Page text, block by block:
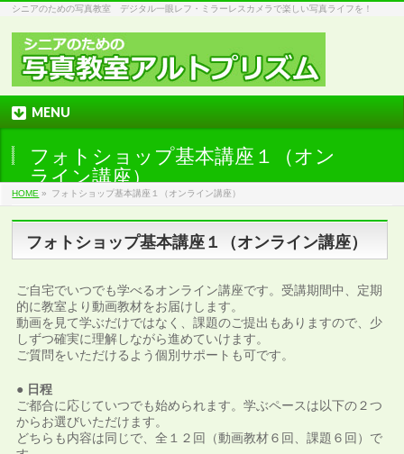
シニアのための写真教室 デジタル一眼レフ・ミラーレスカメラで楽しい写真ライフを！
MENU
フォトショップ基本講座１（オン
ライン講座）
HOME » フォトショップ基本講座１（オンライン講座）
フォトショップ基本講座１（オンライン講座）
ご自宅でいつでも学べるオンライン講座です。受講期間中、定期
的に教室より動画教材をお届けします。
動画を見て学ぶだけではなく、課題のご提出もありますので、少
しずつ確実に理解しながら進めていけます。
ご質問をいただけるよう個別サポートも可です。
● 日程
ご都合に応じていつでも始められます。学ぶペースは以下の２つ
からお選びいただけます。
どちらも内容は同じで、全１２回（動画教材６回、課題６回）で